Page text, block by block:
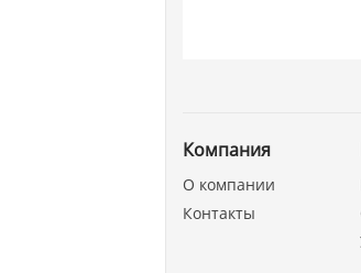
Компания
О компании
Контакты